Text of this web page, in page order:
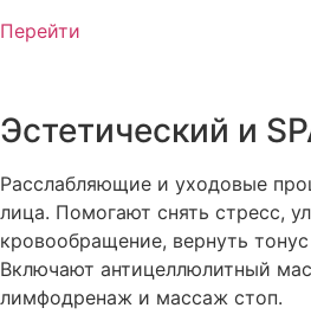
Перейти
Эстетический и
Расслабляющие и уходовые
лица. Помогают снять стресс,
кровообращение, вернуть
Включают антицеллюлитный
лимфодренаж и массаж стоп.